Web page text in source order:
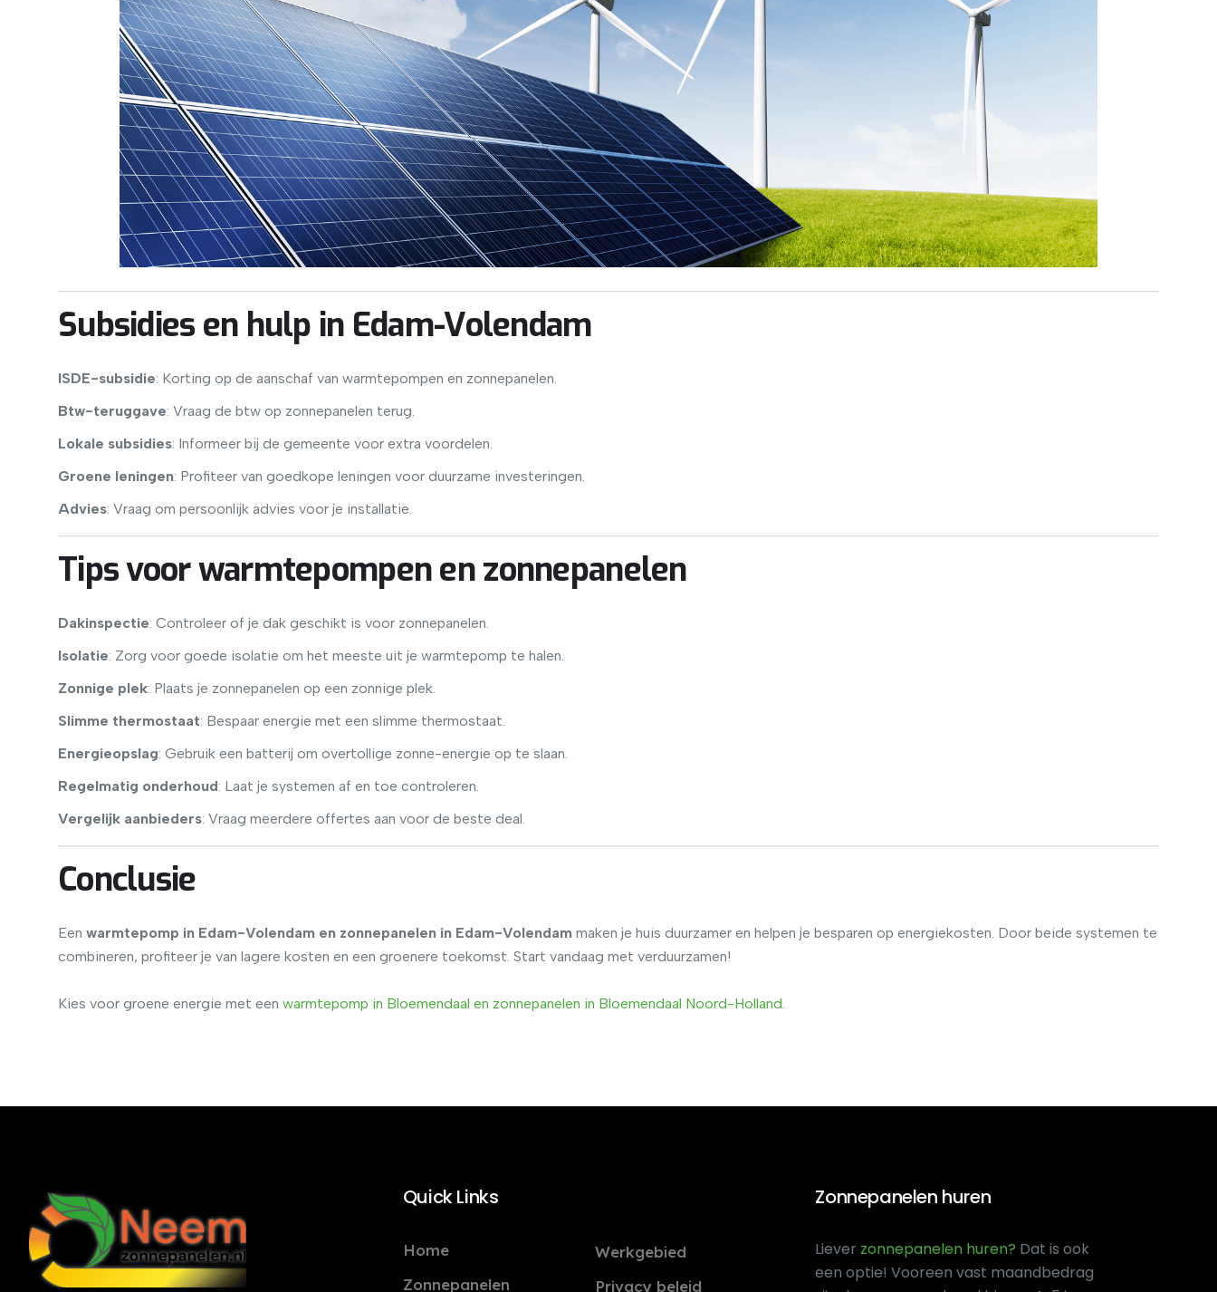
Subsidies en hulp in Edam-Volendam
ISDE-subsidie: Korting op de aanschaf van warmtepompen en zonnepanelen.
Btw-teruggave: Vraag de btw op zonnepanelen terug.
Lokale subsidies: Informeer bij de gemeente voor extra voordelen.
Groene leningen: Profiteer van goedkope leningen voor duurzame investeringen.
Advies: Vraag om persoonlijk advies voor je installatie.
Tips voor warmtepompen en zonnepanelen
Dakinspectie: Controleer of je dak geschikt is voor zonnepanelen.
Isolatie: Zorg voor goede isolatie om het meeste uit je warmtepomp te halen.
Zonnige plek: Plaats je zonnepanelen op een zonnige plek.
Slimme thermostaat: Bespaar energie met een slimme thermostaat.
Energieopslag: Gebruik een batterij om overtollige zonne-energie op te slaan.
Regelmatig onderhoud: Laat je systemen af en toe controleren.
Vergelijk aanbieders: Vraag meerdere offertes aan voor de beste deal.
Conclusie
Een warmtepomp in Edam-Volendam en zonnepanelen in Edam-Volendam maken je huis duurzamer en helpen je besparen op energiekosten. Door beide systemen te
combineren, profiteer je van lagere kosten en een groenere toekomst. Start vandaag met verduurzamen!
Kies voor groene energie met een warmtepomp in Bloemendaal en zonnepanelen in Bloemendaal Noord-Holland.
Quick Links
Home
Zonnepanelen
Werkgebied
Privacy beleid
Zonnepanelen huren
Liever zonnepanelen huren? Dat is ook
een optie! Vooreen vast maandbedrag